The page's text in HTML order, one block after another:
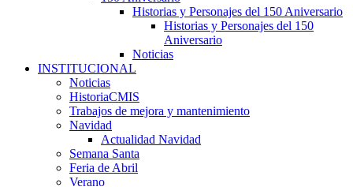
Historias y Personajes del 150 Aniversario
Historias y Personajes del 150
Aniversario
Noticias
INSTITUCIONAL
Noticias
HistoriaCMIS
Trabajos de mejora y mantenimiento
Navidad
Actualidad Navidad
Semana Santa
Feria de Abril
Verano